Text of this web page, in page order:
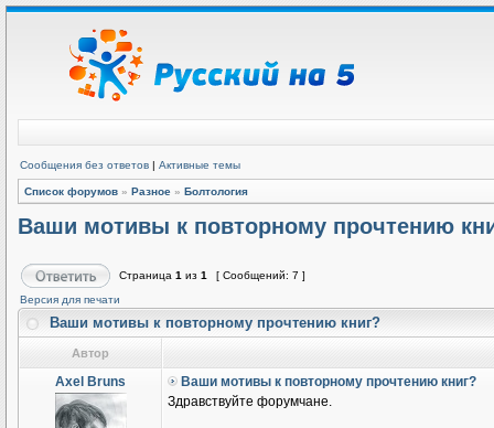
Сообщения без ответов | Активные темы
Список форумов » Разное » Болтология
Ваши мотивы к повторному прочтению
Страница 1 из 1
[ Сообщений: 7 ]
Версия для печати
Ваши мотивы к повторному прочтению книг?
Автор
Axel Bruns
Ваши мотивы к повторному прочтению книг?
Здравствуйте форумчане.